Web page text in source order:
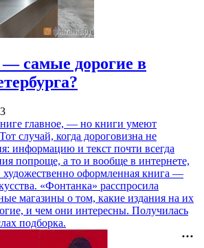
самые дорогие в
главное, — но книги умеют
случай, когда дороговизна не
информацию и текст почти всегда
попроще, а то и вообще в интернете,
оформленная книга —
«Фонтанка» расспросила
магазины о том, какие издания на их
и чем они интересны. Получилась
подборка.